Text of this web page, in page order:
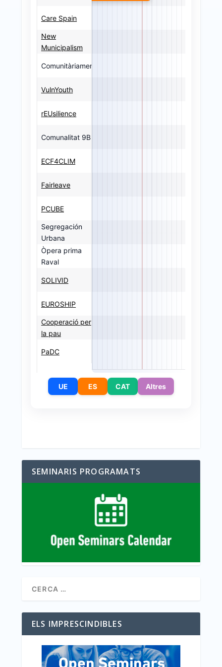
Care Spain
New
Municipalism
Comunitàriament
VulnYouth
rEUsilience
Comunalitat 9B
ECF4CLIM
Fairleave
PCUBE
Segregación
Urbana
Òpera prima
Raval
SOLIVID
EUROSHIP
Cooperació per
la pau
PaDC
UE ES CAT Altres
SEMINARIS PROGRAMATS
ELS IMPRESCINDIBLES